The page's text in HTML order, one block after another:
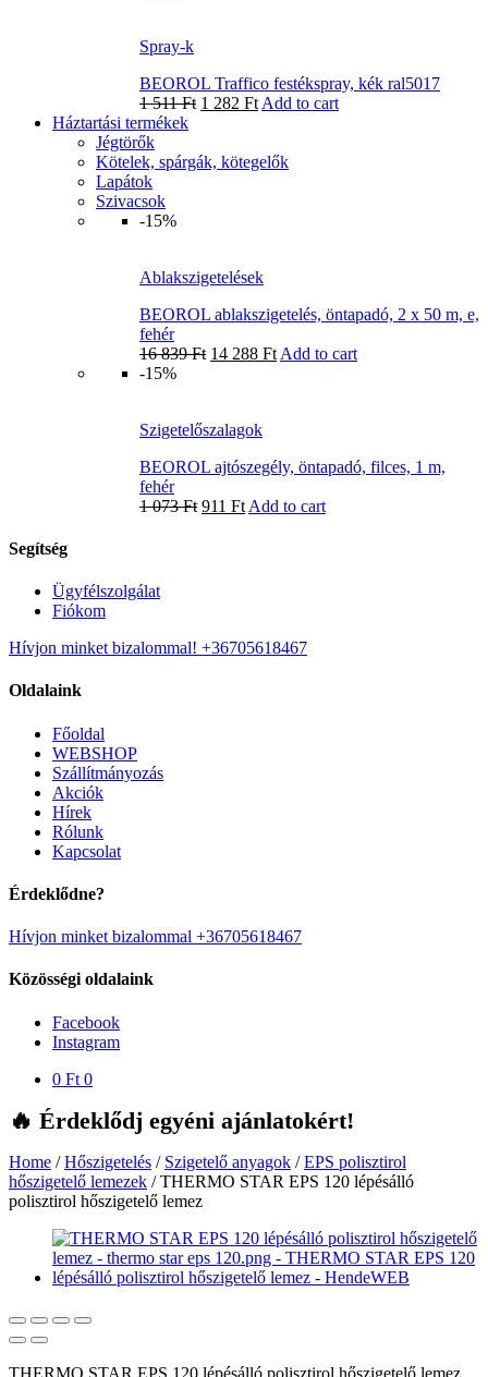
Spray-k
BEOROL Traffico festékspray, kék ral5017
1 511Ft 1 282 Ft Add to cart
Háztartási termékek
Jégtörők
Kötelek, spárgák, kötegelők
Lapátok
Szivacsok
-15%
Ablakszigetelések
BEOROL ablakszigetelés, öntapadó, 2 x 50 m, e,
fehér
16 839Ft 14 288 Ft Add to cart
-15%
Szigetelőszalagok
BEOROL ajtószegély, öntapadó, filces, 1 m,
fehér
1 073Ft 911 Ft Add to cart
Segítség
Ügyfélszolgálat
Fiókom
Hívjon minket bizalommal! +36705618467
Oldalaink
Főoldal
WEBSHOP
Szállítmányozás
Akciók
Hírek
Rólunk
Kapcsolat
Érdeklődne?
Hívjon minket bizalommal +36705618467
Közösségi oldalaink
Facebook
Instagram
0 Ft 0
🔥 Érdeklődj egyéni ajánlatokért!
Home /Hőszigetelés / Szigetelő anyagok /EPS polisztirol
hőszigetelő lemezek /THERMO STAR EPS 120 lépésálló
polisztirol hőszigetelő lemez
THERMO STAR EPS 120 lépésálló polisztirol hőszigetelő lemez